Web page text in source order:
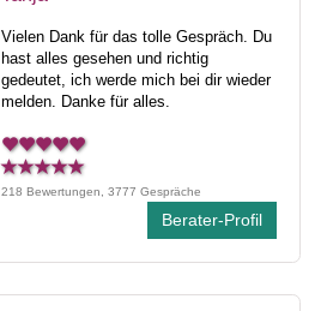
Vielen Dank für das tolle Gespräch. Du
hast alles gesehen und richtig
gedeutet, ich werde mich bei dir wieder
melden. Danke für alles.
218 Bewertungen, 3777 Gespräche
Berater-Profil